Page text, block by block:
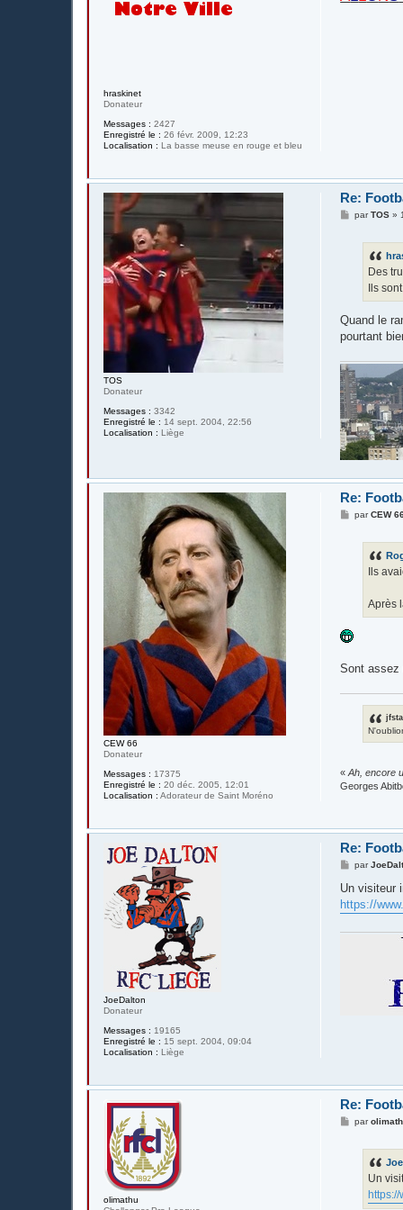
hraskinet
Donateur
Messages : 2427
Enregistré le : 26 févr. 2009, 12:23
Localisation : La basse meuse en rouge et bleu
TOS
Donateur
Messages : 3342
Enregistré le : 14 sept. 2004, 22:56
Localisation : Liège
Re:
MparTOS »
Des
Ils
Quand le
pourtant
CEW 66
Donateur
Messages : 17375
Enregistré le : 20 déc. 2005, 12:01
Localisation : Adorateur de Saint Moréno
Re:
MparCEW
Ils
Après
Sont
«Ah, encore
Georges
JoeDalton
Donateur
Messages : 19165
Enregistré le : 15 sept. 2004, 09:04
Localisation : Liège
Re:
M
s
a
par
Un visiteur
https://
olimathu
Re:
Mpar
Un